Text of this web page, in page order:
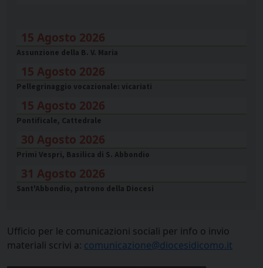
15 Agosto 2026
Assunzione della B. V. Maria
15 Agosto 2026
Pellegrinaggio vocazionale: vicariati
15 Agosto 2026
Pontificale, Cattedrale
30 Agosto 2026
Primi Vespri, Basilica di S. Abbondio
31 Agosto 2026
Sant'Abbondio, patrono della Diocesi
Ufficio per le comunicazioni sociali per info o invio
materiali scrivi a: comunicazione@diocesidicomo.it